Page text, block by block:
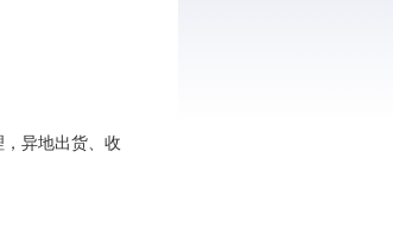
异地出货、收